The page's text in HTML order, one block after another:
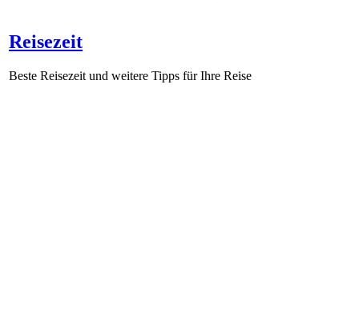
Reisezeit
Beste Reisezeit und weitere Tipps für Ihre Reise